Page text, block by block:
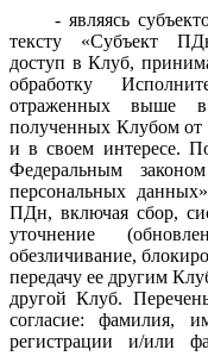
- являясь
тексту «Субъект
доступ в Клуб,
обработку
отраженных выше
полученных Клубом от
и в своем интересе.
Федеральным
персональных
ПДн, включая сбор,
уточнение
обезличивание,
передачу ее другим
другой Клуб.
согласие: фамилия,
регистрации и/или